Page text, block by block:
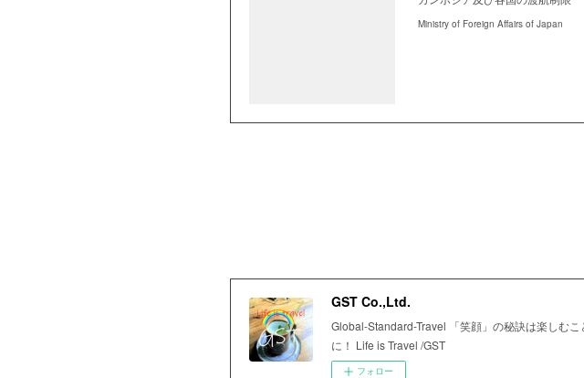
Ministry of Foreign Affairs of Japan
GST Co.,Ltd.
Global-Standard-Travel 「笑顔」の秘訣は楽しむ
に！ Life is Travel /GST
フォロー